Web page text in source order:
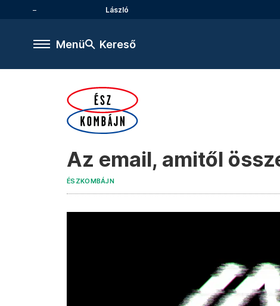
László
Menü Kereső
Az email, amitől
ÉSZKOMBÁJN